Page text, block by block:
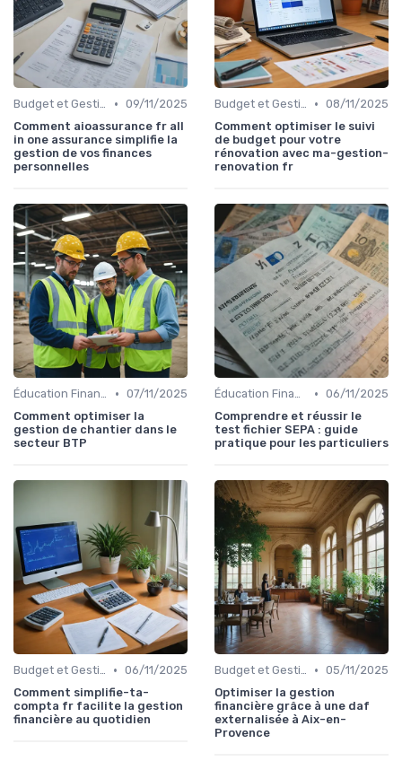
Budget et Gestion des Finances Personnelles • 09/11/2025
Comment aioassurance fr all
in one assurance simplifie la
gestion de vos finances
personnelles
Budget et Gestion des Finances Personnelles • 08/11/2025
Comment optimiser le suivi
de budget pour votre
rénovation avec ma-gestion-
renovation fr
Éducation Financière • 07/11/2025
Comment optimiser la
gestion de chantier dans le
secteur BTP
Éducation Financière • 06/11/2025
Comprendre et réussir le
test fichier SEPA : guide
pratique pour les particuliers
Budget et Gestion des Finances Personnelles • 06/11/2025
Comment simplifie-ta-
compta fr facilite la gestion
financière au quotidien
Budget et Gestion des Finances Personnelles • 05/11/2025
Optimiser la gestion
financière grâce à une daf
externalisée à Aix-en-
Provence